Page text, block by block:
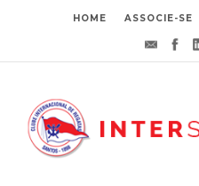
HOME ASSOCIE-SE